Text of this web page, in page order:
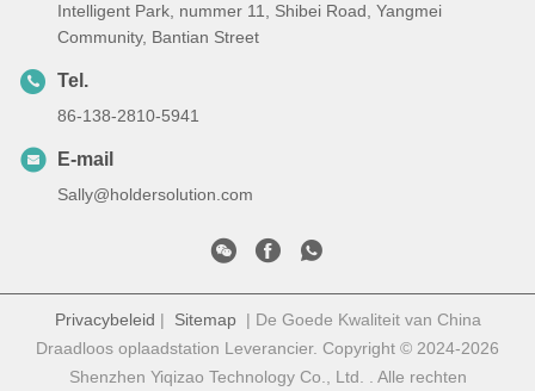
Intelligent Park, nummer 11, Shibei Road, Yangmei
Community, Bantian Street
Tel.
86-138-2810-5941
E-mail
Sally@holdersolution.com
Privacybeleid | Sitemap| De Goede Kwaliteit van China
Draadloos oplaadstation Leverancier. Copyright © 2024-2026
Shenzhen Yiqizao Technology Co., Ltd. . Alle rechten